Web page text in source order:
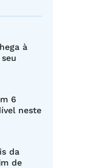
à
6
neste
da
de